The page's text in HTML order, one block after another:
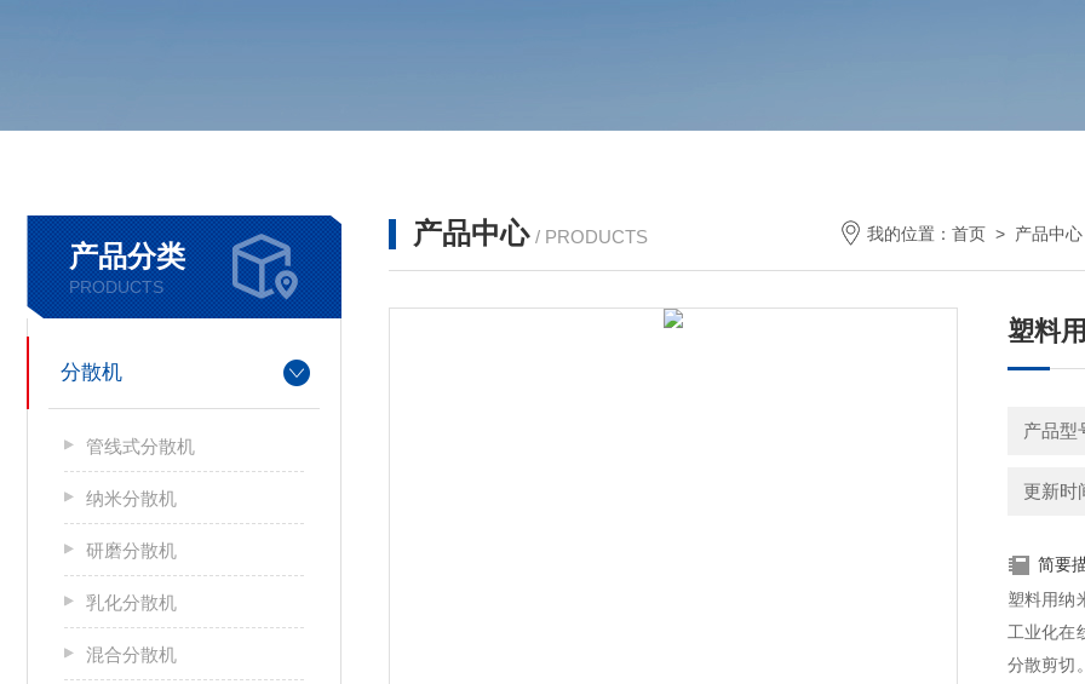
产品分类
PRODUCTS
分散机
管线式分散机
纳米分散机
研磨分散机
乳化分散机
混合分散机
产品中心 / PRODUCTS 我的位置： 首页 > 产品中心
塑料
产品型
更新时
简要
塑料用纳
工业化在
分散剪切